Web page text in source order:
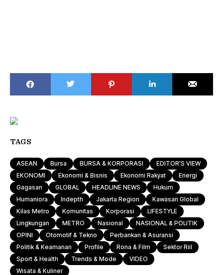
TAGS
ASEAN Bursa BURSA & KORPORASI
EDITOR'S VIEW
EKONOMI
Ekonomi & Bisnis Ekonomi Rakyat
Energi
Gagasan
GLOBAL HEADLINE NEWS
Hukum
Humaniora
Indepth Jakarta Region
Kawasan Global
Kilas Metro
Komunitas Korporasi
LIFESTYLE
Lingkungan
METRO Nasional
NASIONAL & POLITIK
OPINI
Otomotif & Tekno
Perbankan & Asuransi
Politik & Keamanan
Profile Rona & Film
Sektor Riil
Sport & Health
Trends & Mode
VIDEO
Wisata & Kuliner